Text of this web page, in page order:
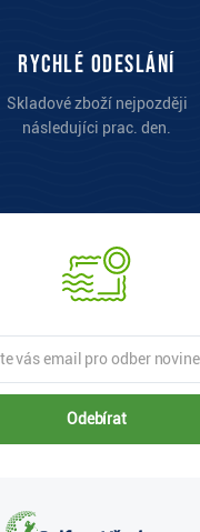
Rychlé odeslání
Skladové zboží nejpozději
následujíci prac. den.
Odebírat